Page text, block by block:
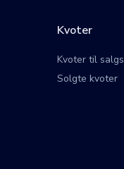
Kvoter
Kvoter til salgs
Solgte kvoter